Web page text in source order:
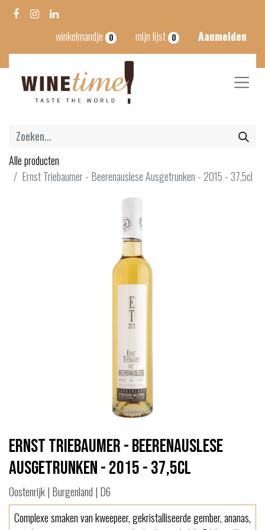
winkelmandje 0 mijn lijst 0 Aanmelden
Alle producten
Ernst Triebaumer - Beerenauslese Ausgetrunken - 2015 - 37,5cl
Ernst Triebaumer - Beerenauslese
Ausgetrunken - 2015 - 37,5cl
Oostenrijk | Burgenland | D6
Complexe smaken van kweepeer, gekristalliseerde gember, ananas,